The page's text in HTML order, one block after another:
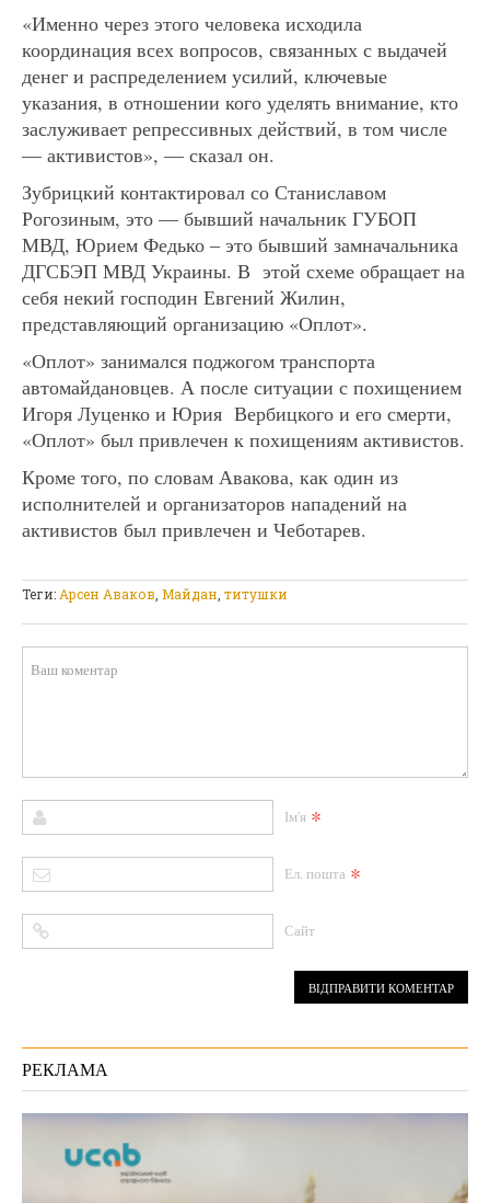
«Именно через этого человека исходила
координация всех вопросов, связанных с выдачей
денег и распределением усилий, ключевые
указания, в отношении кого уделять внимание, кто
заслуживает репрессивных действий, в том числе
— активистов», — сказал он.
Зубрицкий контактировал со Станиславом
Рогозиным, это — бывший начальник ГУБОП
МВД, Юрием Федько – это бывший замначальника
ДГСБЭП МВД Украины. В этой схеме обращает на
себя некий господин Евгений Жилин,
представляющий организацию «Оплот».
«Оплот» занимался поджогом транспорта
автомайдановцев. А после ситуации с похищением
Игоря Луценко и Юрия Вербицкого и его смерти,
«Оплот» был привлечен к похищениям активистов.
Кроме того, по словам Авакова, как один из
исполнителей и организаторов нападений на
активистов был привлечен и Чеботарев.
Теги: Арсен Аваков Майдан титушки
Ім'я *
Ел. пошта *
Сайт
РЕКЛАМА